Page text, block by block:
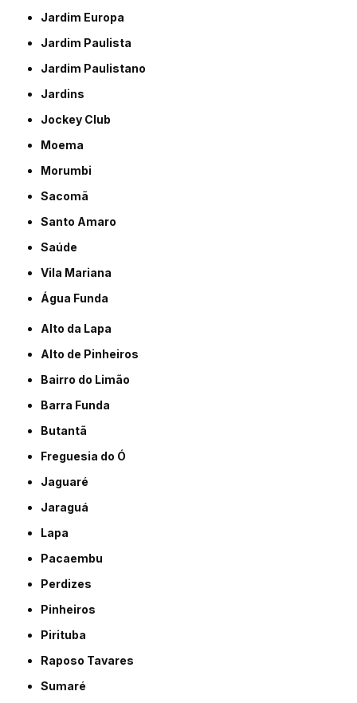
Jardim Europa
Jardim Paulista
Jardim Paulistano
Jardins
Jockey Club
Moema
Morumbi
Sacomã
Santo Amaro
Saúde
Vila Mariana
Água Funda
Alto da Lapa
Alto de Pinheiros
Bairro do Limão
Barra Funda
Butantã
Freguesia do Ó
Jaguaré
Jaraguá
Lapa
Pacaembu
Perdizes
Pinheiros
Pirituba
Raposo Tavares
Sumaré